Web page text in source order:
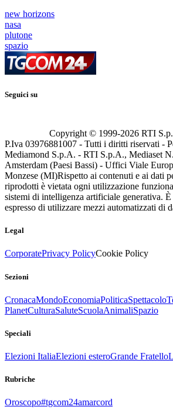
new horizons
nasa
plutone
spazio
Seguici su
Copyright © 1999-2026 RTI
P.Iva 03976881007 - Tutti i diritti riservati -
Mediamond S.p.A. - RTI S.p.A., Mediaset
Amsterdam (Paesi Bassi) - Uffici Viale
Monzese (MI)Rispetto ai contenuti e ai dati
riprodotti è vietata ogni utilizzazione
sistemi di intelligenza artificiale generativa.
espresso di utilizzare mezzi automatizzati di
Legal
CorporatePrivacy PolicyCookie Policy
Sezioni
CronacaMondoEconomiaPoliticaSpettacolo
PlanetCulturaSaluteScuolaAnimaliSpazio
Speciali
Elezioni ItaliaElezioni esteroGrande Fratello
Rubriche
Oroscopo#tgcom24amarcord